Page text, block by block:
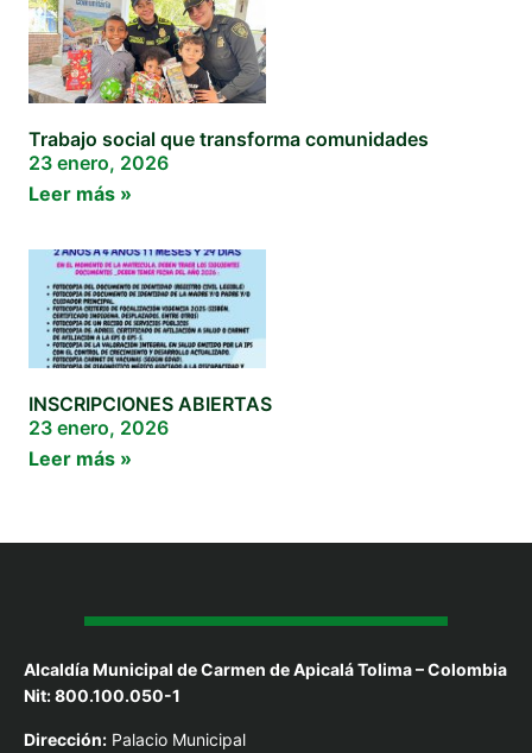
Trabajo social que transforma comunidades
23 enero, 2026
Leer más »
INSCRIPCIONES ABIERTAS
23 enero, 2026
Leer más »
Alcaldía Municipal de Carmen de Apicalá Tolima – Colombia
Nit: 800.100.050-1
Dirección: Palacio Municipal